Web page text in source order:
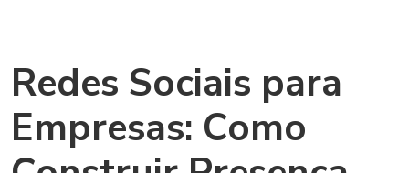
Redes Sociais para
Empresas: Como